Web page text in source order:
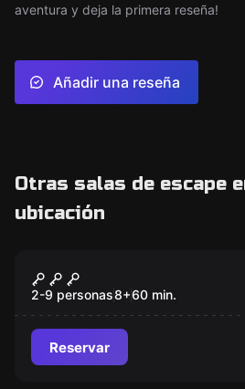
aventura y deja la primera reseña!
Añadir una reseña
Otras salas de escape
ubicación
Nuevo
Lanzadera Alien
2-9 personas8+60 min.
Reservar